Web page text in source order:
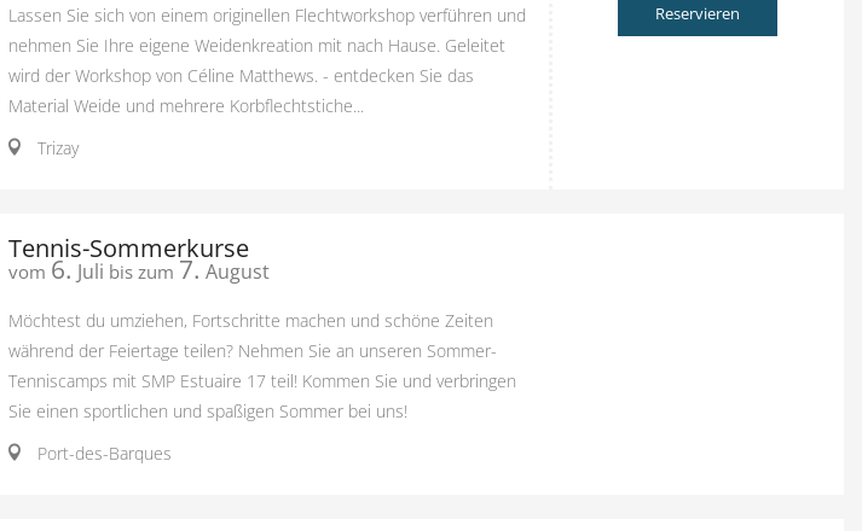
Lassen Sie sich von einem originellen Flechtworkshop verführen und
nehmen Sie Ihre eigene Weidenkreation mit nach Hause. Geleitet
wird der Workshop von Céline Matthews. - entdecken Sie das
Material Weide und mehrere Korbflechtstiche...
Trizay
Reservieren
Tennis-Sommerkurse
vom 6. Juli bis zum 7. August
Möchtest du umziehen, Fortschritte machen und schöne Zeiten
während der Feiertage teilen? Nehmen Sie an unseren Sommer-
Tenniscamps mit SMP Estuaire 17 teil! Kommen Sie und verbringen
Sie einen sportlichen und spaßigen Sommer bei uns!
Port-des-Barques